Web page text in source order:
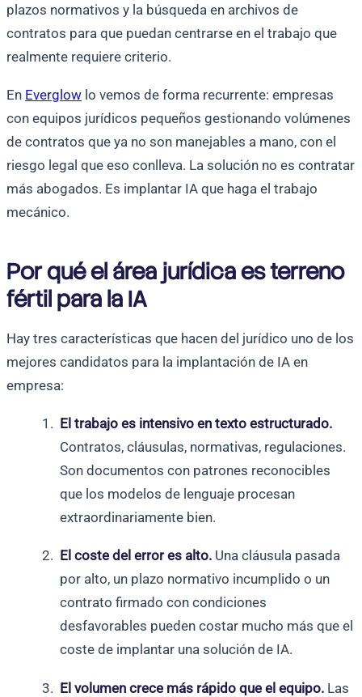
plazos normativos y la búsqueda en archivos de
contratos para que puedan centrarse en el trabajo que
realmente requiere criterio.
En Everglow lo vemos de forma recurrente: empresas
con equipos jurídicos pequeños gestionando volúmenes
de contratos que ya no son manejables a mano, con el
riesgo legal que eso conlleva. La solución no es contratar
más abogados. Es implantar IA que haga el trabajo
mecánico.
Por qué el área jurídica es terreno
fértil para la IA
Hay tres características que hacen del jurídico uno de los
mejores candidatos para la implantación de IA en
empresa:
El trabajo es intensivo en texto estructurado.
Contratos, cláusulas, normativas, regulaciones.
Son documentos con patrones reconocibles
que los modelos de lenguaje procesan
extraordinariamente bien.
El coste del error es alto. Una cláusula pasada
por alto, un plazo normativo incumplido o un
contrato firmado con condiciones
desfavorables pueden costar mucho más que el
coste de implantar una solución de IA.
El volumen crece más rápido que el equipo. Las